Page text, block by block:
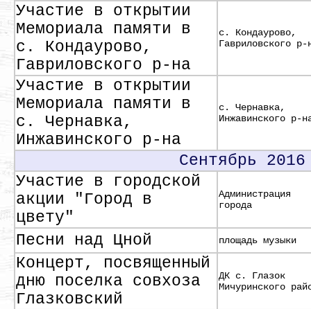
Участие в открытии
Мемориала памяти в
с. Кондаурово,
Гавриловского р-на
с. Кондаурово,
Гавриловского р-
Участие в открытии
Мемориала памяти в
с. Чернавка,
Инжавинского р-на
с. Чернавка,
Инжавинского р-
Сентябрь 2016
Участие в городской
акции "Город в
цвету"
Администрация
города
Песни над Цной площадь музыки
Концерт, посвященный
дню поселка совхоза
Глазковский
ДК с. Глазок
Мичуринского